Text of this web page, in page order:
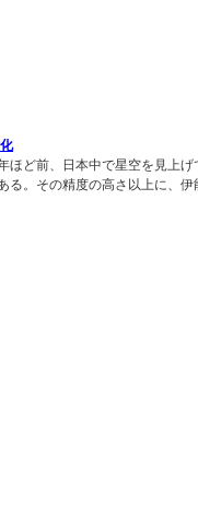
ど前、日本中で星空を見上
ある。その精度の高さ以上に